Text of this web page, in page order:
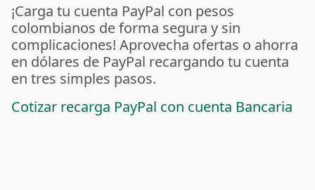
¡Carga tu cuenta PayPal con pesos
colombianos de forma segura y sin
complicaciones! Aprovecha ofertas o ahorra
en dólares de PayPal recargando tu cuenta
en tres simples pasos.
Cotizar recarga PayPal con cuenta Bancaria